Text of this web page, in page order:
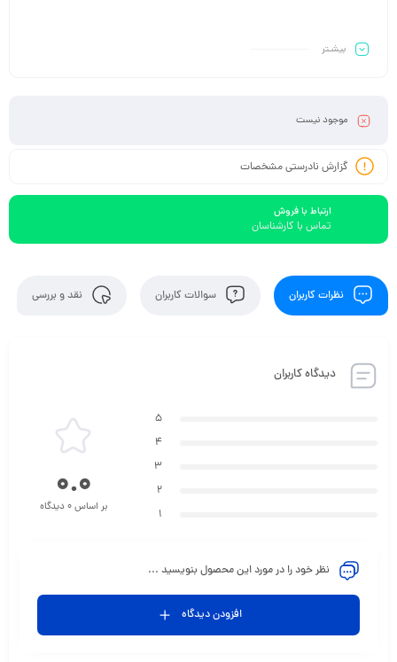
بیشـتر
موجود نیست
گزارش نادرستی مشخصات
ارتباط با فروش
تماس با کارشناسان
نظرات کاربران سوالات کاربران نقد و بررسی
دیدگاه کاربران
5
4
3
2
1
0.0
بر اساس 0 دیدگاه
نظر خود را در مورد این محصول بنویسید ...
افزودن دیدگاه